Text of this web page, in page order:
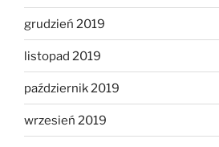
grudzień 2019
listopad 2019
październik 2019
wrzesień 2019